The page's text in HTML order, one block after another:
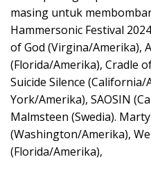
masing untuk
Hammersonic Festival
of God (Virgina/Amerika),
(Florida/Amerika), Cradle
Suicide Silence
York/Amerika), SAOSIN
Malmsteen (Swedia).
(Washington/Amerika),
(Florida/Amerika),